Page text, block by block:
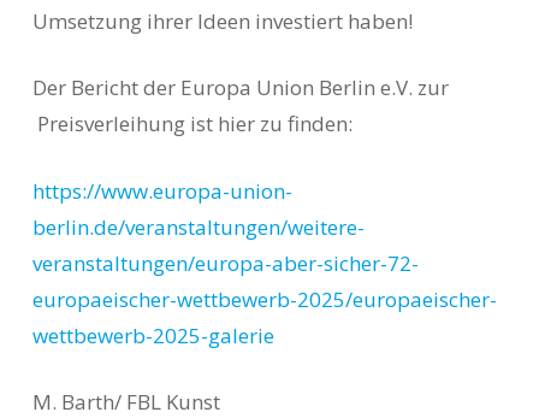
Umsetzung ihrer Ideen investiert haben!
Der Bericht der Europa Union Berlin e.V. zur
Preisverleihung ist hier zu finden:
https://www.europa-union-
berlin.de/veranstaltungen/weitere-
veranstaltungen/europa-aber-sicher-72-
europaeischer-wettbewerb-2025/europaeischer-
wettbewerb-2025-galerie
M. Barth/ FBL Kunst